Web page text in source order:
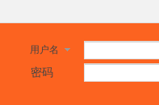
用户名
密码